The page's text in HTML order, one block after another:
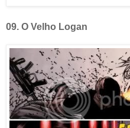
09. O Velho Logan